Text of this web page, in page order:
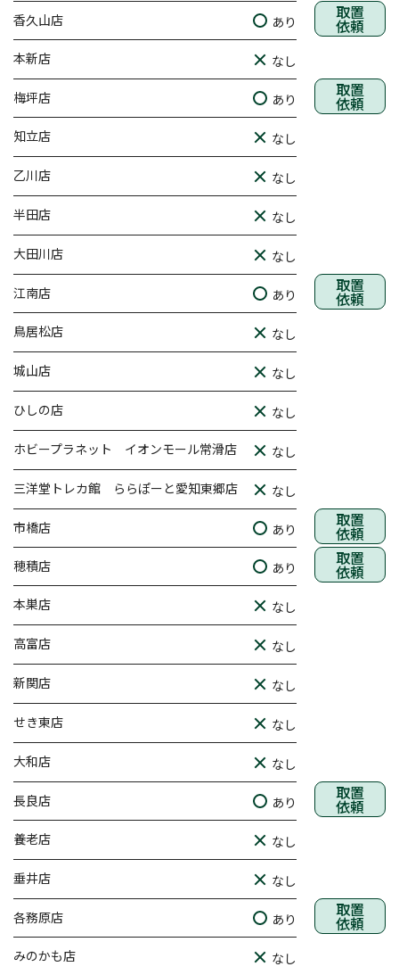
香久山店 あり 取置
依頼
本新店 なし
梅坪店 あり 取置
依頼
知立店 なし
乙川店 なし
半田店 なし
大田川店 なし
江南店 あり 取置
依頼
鳥居松店 なし
城山店 なし
ひしの店 なし
ホビープラネット イオンモール常滑店 なし
三洋堂トレカ館 ららぽーと愛知東郷店 なし
市橋店 あり 取置
依頼
穂積店 あり 取置
依頼
本巣店 なし
高富店 なし
新関店 なし
せき東店 なし
大和店 なし
長良店 あり 取置
依頼
養老店 なし
垂井店 なし
各務原店 あり 取置
依頼
みのかも店 なし